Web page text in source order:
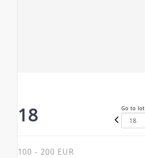
18 Go to lot
100 - 200 EUR